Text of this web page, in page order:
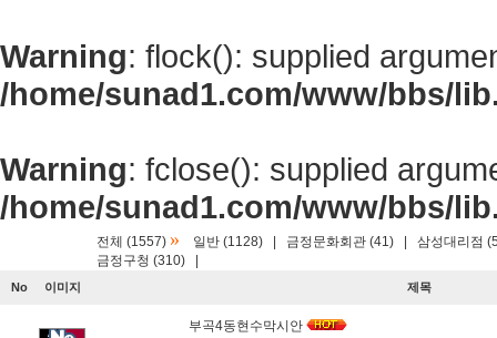
Warning: flock(): supplied
/home/sunad1.com/www/bbs/
Warning: fclose(): supplied
/home/sunad1.com/www/bbs/
전체 (1557) » 일반 (1128) 금정문화회관 (41)
삼성대리점
금정구청 (310)
No 이미지 제목
부곡4동현수막시안